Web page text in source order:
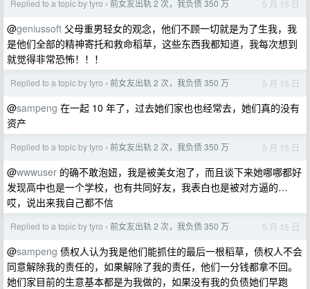
Replied to a topic by tyro › 前女友出轨 2 次，我负债 350 万 5 月 15 日
@geniussoft 父母重男轻女的观念，他们不顾一切就是为了生我，我
是他们全部的精神寄托和救命稻草，这些东西我都知道，我每次想到
就觉得非常恐怖！！！
Replied to a topic by tyro › 前女友出轨 2 次，我负债 350 万 5 月 15 日
@sampeng 在一起 10 年了，过去她们家也也经常去，她们真的没有
资产
Replied to a topic by tyro › 前女友出轨 2 次，我负债 350 万 5 月 15 日
@wwwuser 的确不敢泡妞，我是被美女泡了，而且谈下来她哪哪都好
发现高中也是一个学校，也有共同好友，我表白也是被对方逼的…
哎，说出来我自己都不信
Replied to a topic by tyro › 前女友出轨 2 次，我负债 350 万 5 月 15 日
@sampeng 债权人认为我是他们能抓住的最后一根稻草，债权人不会
同意解除我的责任的，如果解除了我的责任，他们一分钱都拿不回。
她们家目前的生意基本都是为我做的，如果没有我的负债她们早跑